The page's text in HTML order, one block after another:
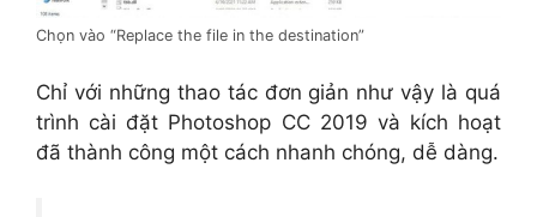
Chọn vào “Replace the file in the destination”
Chỉ với những thao tác đơn giản như vậy là quá
trình cài đặt Photoshop CC 2019 và kích hoạt
đã thành công một cách nhanh chóng, dễ dàng.